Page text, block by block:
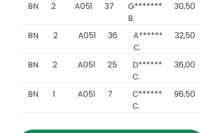
BN 2 A051 37
G*******
B.
30,50
BN 2 A051 36
A******
C.
32,50
BN 2 A051 25
D******
C.
36,00
BN 1 A051 7
C******
C.
96,50